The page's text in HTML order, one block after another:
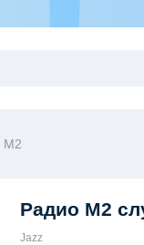
M2
Радио M2
Jazz